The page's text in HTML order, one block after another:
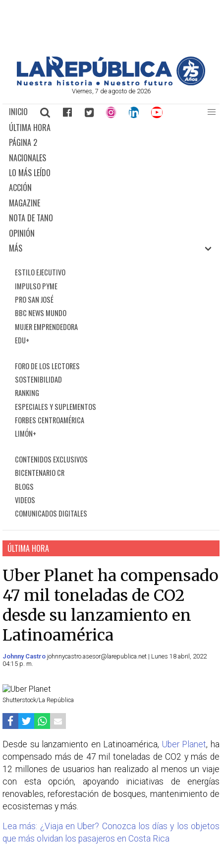
Viernes, 7 de agosto de 2026
INICIO
ÚLTIMA HORA
PÁGINA 2
NACIONALES
LO MÁS LEÍDO
ACCIÓN
MAGAZINE
NOTA DE TANO
OPINIÓN
MÁS
ESTILO EJECUTIVO
IMPULSO PYME
PRO SAN JOSÉ
BBC NEWS MUNDO
MUJER EMPRENDEDORA
EDU+
FORO DE LOS LECTORES
SOSTENIBILIDAD
RANKING
ESPECIALES Y SUPLEMENTOS
FORBES CENTROAMÉRICA
LIMÓN+
CONTENIDOS EXCLUSIVOS
BICENTENARIO CR
BLOGS
VIDEOS
COMUNICADOS DIGITALES
ÚLTIMA HORA
Uber Planet ha compensado
47 mil toneladas de CO2
desde su lanzamiento en
Latinoamérica
Johnny Castro johnnycastro.asesor@larepublica.net | Lunes 18 abril, 2022
04:15 p. m.
Shutterstock/La República
Desde su lanzamiento en Latinoamérica, Uber Planet, ha
compensado más de 47 mil toneladas de CO2 y más de
12 millones de usuarios han realizado al menos un viaje
con esta opción, apoyando iniciativas de energías
renovables, reforestación de bosques, mantenimiento de
ecosistemas y más.
Lea más: ¿Viaja en Uber? Conozca los días y los objetos
que más olvidan los pasajeros en Costa Rica